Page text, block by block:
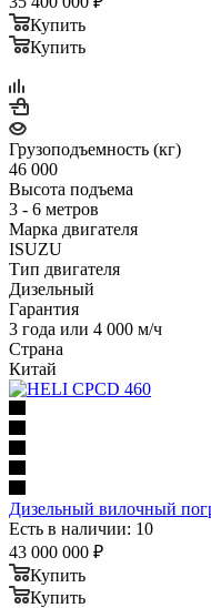
Купить
Купить
Грузоподъемность (кг)
46 000
Высота подъема
3 - 6 метров
Марка двигателя
ISUZU
Тип двигателя
Дизельный
Гарантия
3 года или 4 000 м/ч
Страна
Китай
Дизельный вилочный
Есть в наличии: 10
43 000 000 ₽
Купить
Купить